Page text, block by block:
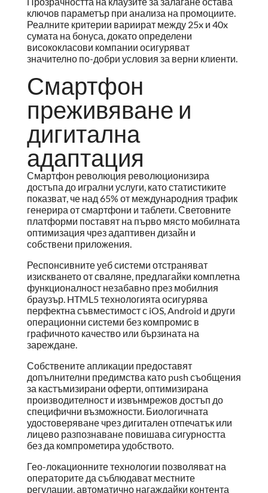
ключов параметър при анализа на промоциите.
Реалните критерии вариират между 25x и 40x
сумата на бонуса, докато определени
висококласови компании осигуряват
значително по-добри условия за верни клиенти.
Смартфон
преживяване и
дигитална
адаптация
Смартфон революция революционизира
достъпа до игрални услуги, като статистиките
показват, че над 65% от международния трафик
генерира от смартфони и таблети. Световните
платформи поставят на първо място мобилната
оптимизация чрез адаптивен дизайн и
собствени приложения.
Респонсивните уеб системи отстраняват
изискването от сваляне, предлагайки комплетна
функционалност незабавно през мобилния
браузър. HTML5 технологията осигурява
перфектна съвместимост с iOS, Android и други
операционни системи без компромис в
графичното качество или бързината на
зареждане.
Собствените апликации предоставят
допълнителни предимства като push съобщения
за кастъмизирани оферти, оптимизирана
производителност и извънмрежов достъп до
специфични възможности. Биологичната
удостоверяване чрез дигитален отпечатък или
лицево разпознаване повишава сигурността
без да компрометира удобството.
Гео-локационните технологии позволяват на
операторите да съблюдават местните
регулации, автоматично нагаждайки контента